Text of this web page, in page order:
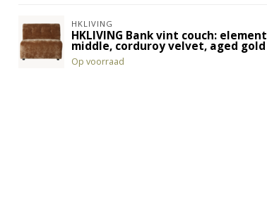
HKLIVING
HKLIVING Bank vint couch: element
middle, corduroy velvet, aged gold
Op voorraad